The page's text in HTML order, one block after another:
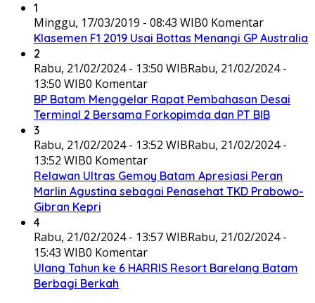
1
Minggu, 17/03/2019 - 08:43 WIB0 Komentar
Klasemen F1 2019 Usai Bottas Menangi GP Australia
2
Rabu, 21/02/2024 - 13:50 WIBRabu, 21/02/2024 -
13:50 WIB0 Komentar
BP Batam Menggelar Rapat Pembahasan Desai
Terminal 2 Bersama Forkopimda dan PT BIB
3
Rabu, 21/02/2024 - 13:52 WIBRabu, 21/02/2024 -
13:52 WIB0 Komentar
Relawan Ultras Gemoy Batam Apresiasi Peran
Marlin Agustina sebagai Penasehat TKD Prabowo-
Gibran Kepri
4
Rabu, 21/02/2024 - 13:57 WIBRabu, 21/02/2024 -
15:43 WIB0 Komentar
Ulang Tahun ke 6 HARRIS Resort Barelang Batam
Berbagi Berkah